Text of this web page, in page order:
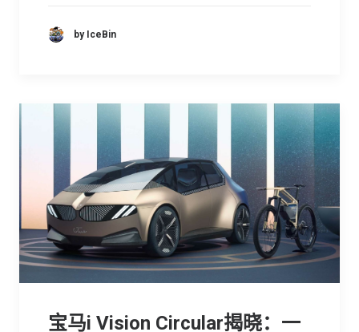
by IceBin
宝马i Vision Circular揭晓：一